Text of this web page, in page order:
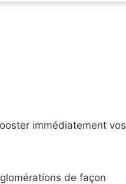
immédiatement vos
de façon